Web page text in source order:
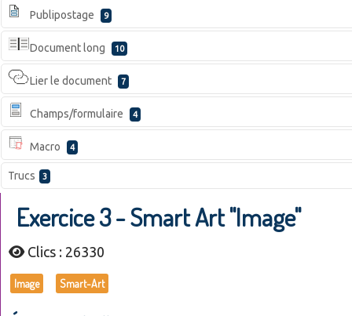
Publipostage 9
Document long 10
Lier le document 7
Champs/formulaire 4
Macro 4
Trucs 3
Exercice 3 - Smart Art "Image"
Clics : 26330
Image Smart-Art